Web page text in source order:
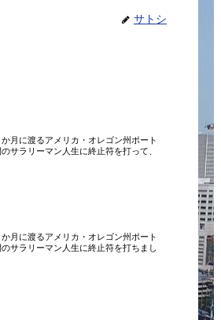
サトシ
月に渡るアメリカ・オレゴン州ポート
サラリーマン人生に終止符を打って、
月に渡るアメリカ・オレゴン州ポート
サラリーマン人生に終止符を打ちまし